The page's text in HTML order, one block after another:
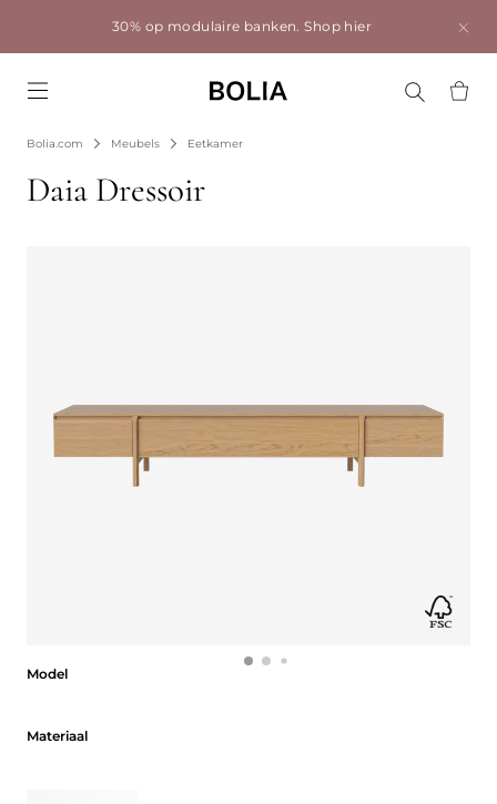
30% op modulaire banken.Shop hier
Bolia.com Meubels Eetkamer
Daia Dressoir
Model
Materiaal